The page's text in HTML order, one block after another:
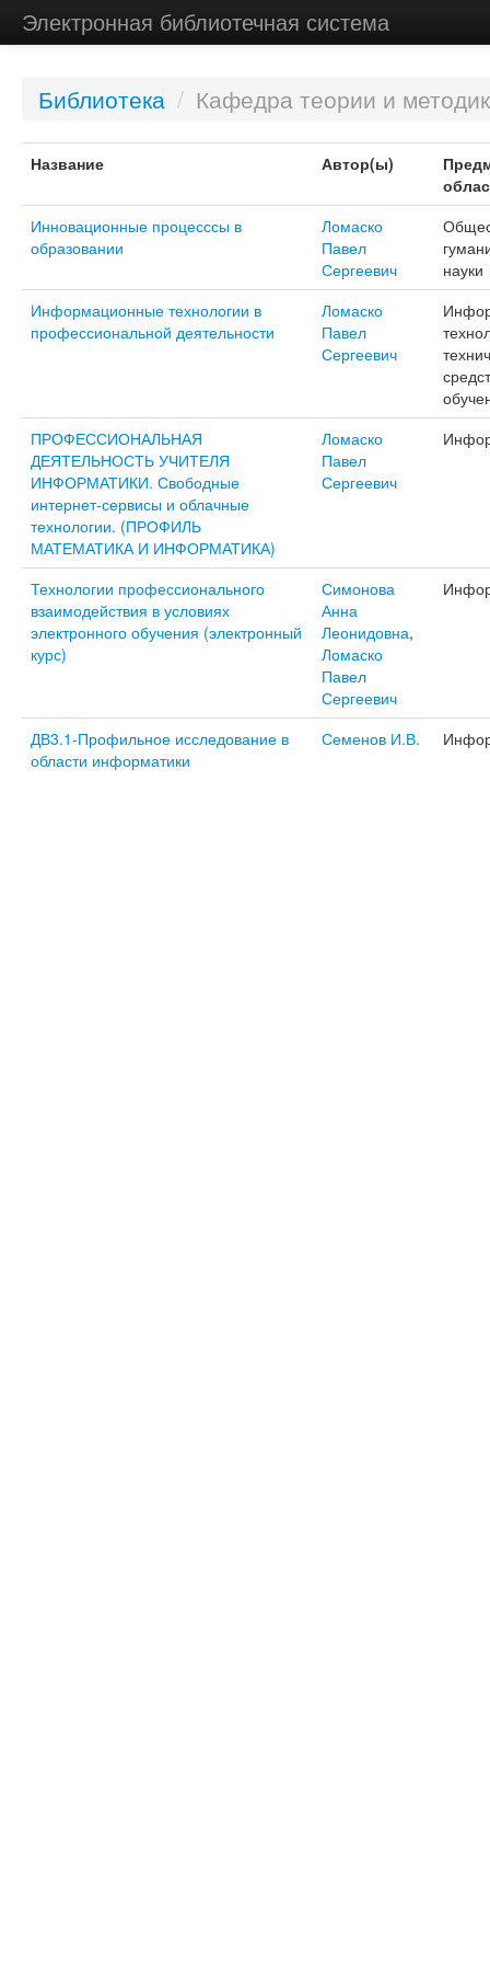
Электронная библиотечная система
Библиотека / Кафедра теории и
Название Автор(ы)
Инновационные процесссы в
образовании
Ломаско
Павел
Сергеевич
науки
Информационные технологии в
профессиональной деятельности
Ломаско
Павел
Сергеевич
ПРОФЕССИОНАЛЬНАЯ
ДЕЯТЕЛЬНОСТЬ УЧИТЕЛЯ
ИНФОРМАТИКИ. Свободные
интернет-сервисы и облачные
технологии. (ПРОФИЛЬ
МАТЕМАТИКА И ИНФОРМАТИКА)
Ломаско
Павел
Сергеевич
Технологии профессионального
взаимодействия в условиях
электронного обучения (электронный
курс)
Симонова
Анна
Леонидовна,
Ломаско
Павел
Сергеевич
ДВ3.1-Профильное исследование в
области информатики
Семенов И.В.